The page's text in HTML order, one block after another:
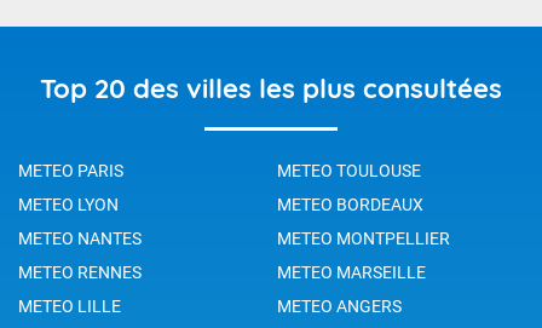
Top 20 des villes les plus consultées
METEO PARIS
METEO TOULOUSE
METEO LYON
METEO BORDEAUX
METEO NANTES
METEO MONTPELLIER
METEO RENNES
METEO MARSEILLE
METEO LILLE
METEO ANGERS